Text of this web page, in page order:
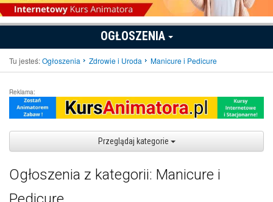
OGŁOSZENIA
Tu jesteś:Ogłoszenia Zdrowie i Uroda Manicure i Pedicure
Reklama:
Przeglądaj kategorie
Ogłoszenia z kategorii: Manicure i